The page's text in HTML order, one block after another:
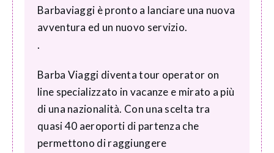
Barbaviaggi è pronto a lanciare una nuova
avventura ed un nuovo servizio.
.
Barba Viaggi diventa tour operator on
line specializzato in vacanze e mirato a più
di una nazionalità. Con una scelta tra
quasi 40 aeroporti di partenza che
permettono di raggiungere